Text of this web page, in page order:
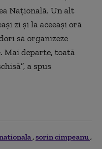
Națională. Un alt
zi și la aceeași oră
să organizeze
Mai departe, toată
a spus
sorin cimpeanu